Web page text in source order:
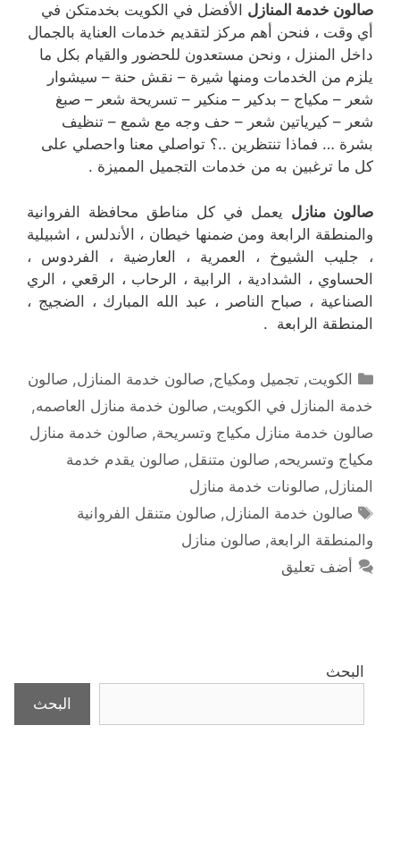
صالون خدمة المنازل الأفضل في الكويت بخدمتكن في
أي وقت ، فنحن أهم مركز لتقديم خدمات العناية بالجمال
داخل المنزل ، ونحن مستعدون للحضور والقيام بكل ما
يلزم من الخدمات ومنها شيرة – نقش حنة – سيشوار
شعر – مكياج – بدكير – منكير – تسريحة شعر – صبغ
شعر – كيرياتين شعر – حف وجه مع شمع – تنظيف
بشرة … فماذا تنتظرين ..؟ تواصلي معنا واحصلي على
كل ما ترغبين به من خدمات التجميل المميزة .
صالون منازل يعمل في كل مناطق محافظة الفروانية
والمنطقة الرابعة ومن ضمنها خيطان ، الأندلس ، اشبيلية
، جليب الشيوخ ، العمرية ، العارضية ، الفردوس ،
الحساوي ، الشدادية ، الرابية ، الرحاب ، الرقعي ، الري
الصناعية ، صباح الناصر ، عبد الله المبارك ، الضجيج ،
المنطقة الرابعة .
التصنيفات
الكويت,تجميل ومكياج, صالون خدمة المنازل, صالون
خدمة المنازل في الكويت, صالون خدمة منازل العاصمه,
صالون خدمة منازل مكياج وتسريحة, صالون خدمة منازل
مكياج وتسريحه, صالون متنقل, صالون يقدم خدمة
المنازل, صالونات خدمة منازل
الوسوم
صالون خدمة المنازل, صالون متنقل الفروانية
والمنطقة الرابعة, صالون منازل
أضف تعليق
البحث
البحث